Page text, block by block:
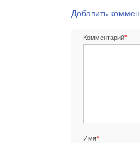
Добавить
Комментарий*
Имя*